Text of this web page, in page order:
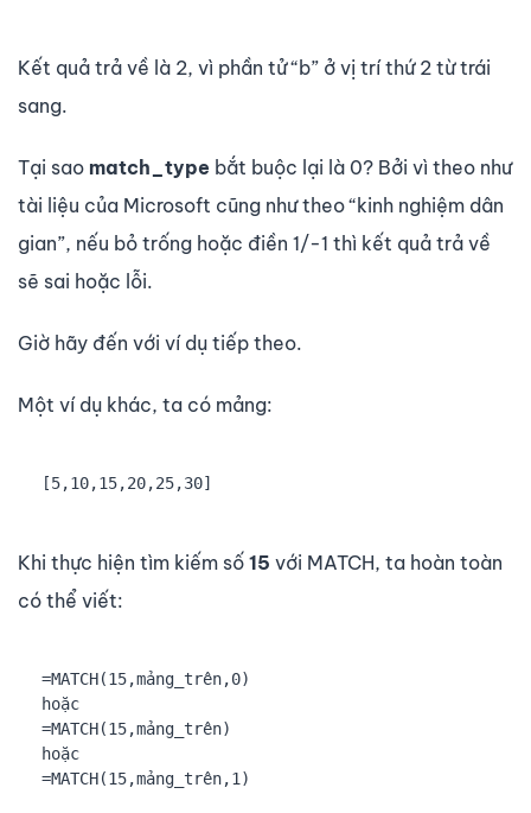
Kết quả trả về là 2, vì phần tử “b” ở vị trí thứ 2 từ trái
sang.
Tại sao match_type bắt buộc lại là 0? Bởi vì theo như
tài liệu của Microsoft cũng như theo “kinh nghiệm dân
gian”, nếu bỏ trống hoặc điền 1/-1 thì kết quả trả về
sẽ sai hoặc lỗi.
Giờ hãy đến với ví dụ tiếp theo.
Một ví dụ khác, ta có mảng:
[5,10,15,20,25,30]
Khi thực hiện tìm kiếm số 15 với MATCH, ta hoàn toàn
có thể viết:
=MATCH(15,mảng_trên,0)
hoặc
=MATCH(15,mảng_trên)
hoặc
=MATCH(15,mảng_trên,1)